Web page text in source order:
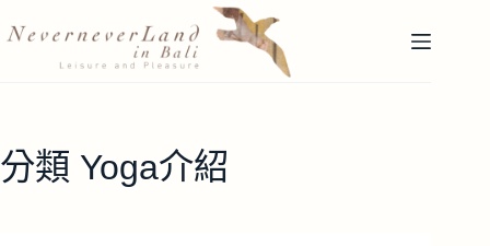
至
容
分類 Yoga介紹